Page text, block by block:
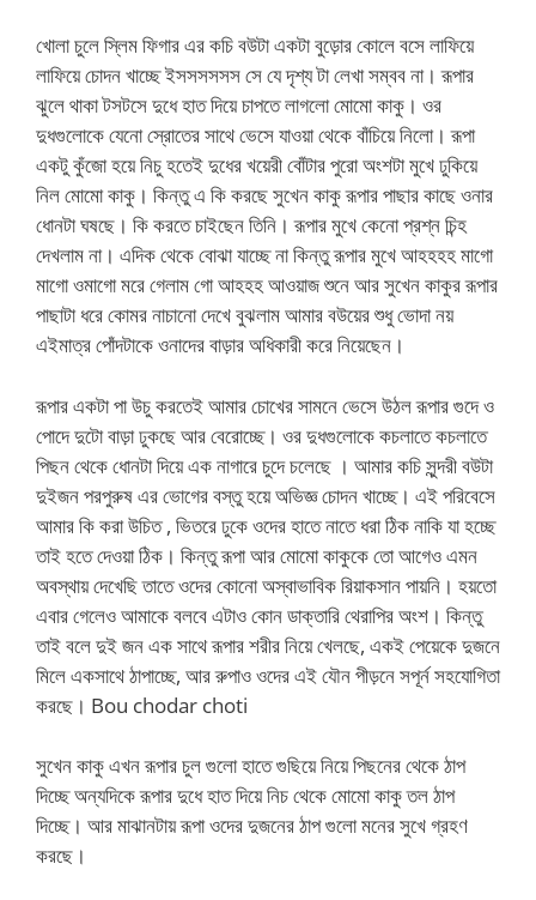
খোলা চুলে স্লিম ফিগার এর কচি বউটা একটা বুড়োর কোলে বসে লাফিয়ে
লাফিয়ে চোদন খাচ্ছে ইসসসসসস সে যে দৃশ্য টা লেখা সম্বব না। রূপার
ঝুলে থাকা টসটসে দুধে হাত দিয়ে চাপতে লাগলো মোমো কাকু। ওর
দুধগুলোকে যেনো স্রোতের সাথে ভেসে যাওয়া থেকে বাঁচিয়ে নিলো। রূপা
একটু কুঁজো হয়ে নিচু হতেই দুধের খয়েরী বোঁটার পুরো অংশটা মুখে ঢুকিয়ে
নিল মোমো কাকু। কিন্তু এ কি করছে সুখেন কাকু রূপার পাছার কাছে ওনার
ধোনটা ঘষছে। কি করতে চাইছেন তিনি। রূপার মুখে কেনো প্রশ্ন চিন্হ
দেখলাম না। এদিক থেকে বোঝা যাচ্ছে না কিন্তু রূপার মুখে আহহহহ মাগো
মাগো ওমাগো মরে গেলাম গো আহহহ আওয়াজ শুনে আর সুখেন কাকুর রূপার
পাছাটা ধরে কোমর নাচানো দেখে বুঝলাম আমার বউয়ের শুধু ভোদা নয়
এইমাত্র পোঁদটাকে ওনাদের বাড়ার অধিকারী করে নিয়েছেন।
রূপার একটা পা উচু করতেই আমার চোখের সামনে ভেসে উঠল রূপার গুদে ও
পোদে দুটো বাড়া ঢুকছে আর বেরোচ্ছে। ওর দুধগুলোকে কচলাতে কচলাতে
পিছন থেকে ধোনটা দিয়ে এক নাগারে চুদে চলেছে । আমার কচি সুন্দরী বউটা
দুইজন পরপুরুষ এর ভোগের বস্তু হয়ে অভিজ্ঞ চোদন খাচ্ছে। এই পরিবেসে
আমার কি করা উচিত , ভিতরে ঢুকে ওদের হাতে নাতে ধরা ঠিক নাকি যা হচ্ছে
তাই হতে দেওয়া ঠিক। কিন্তু রূপা আর মোমো কাকুকে তো আগেও এমন
অবস্থায় দেখেছি তাতে ওদের কোনো অস্বাভাবিক রিয়াকসান পায়নি। হয়তো
এবার গেলেও আমাকে বলবে এটাও কোন ডাক্তারি থেরাপির অংশ। কিন্তু
তাই বলে দুই জন এক সাথে রূপার শরীর নিয়ে খেলছে, একই পেয়েকে দুজনে
মিলে একসাথে ঠাপাচ্ছে, আর রুপাও ওদের এই যৌন পীড়নে সপূর্ন সহযোগিতা
করছে। Bou chodar choti
সুখেন কাকু এখন রূপার চুল গুলো হাতে গুছিয়ে নিয়ে পিছনের থেকে ঠাপ
দিচ্ছে অন্যদিকে রূপার দুধে হাত দিয়ে নিচ থেকে মোমো কাকু তল ঠাপ
দিচ্ছে। আর মাঝানটায় রূপা ওদের দুজনের ঠাপ গুলো মনের সুখে গ্রহণ
করছে।